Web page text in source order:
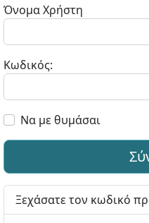
Όνομα Χρήστη
Κωδικός:
Να με θυμάσαι
Ξεχάσατε τον κωδικό